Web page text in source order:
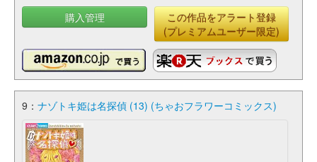
購入管理
この作品をアラート登録
(プレミアムユーザー限定)
9： ナゾトキ姫は名探偵 (13) (ちゃおフラワーコミックス)